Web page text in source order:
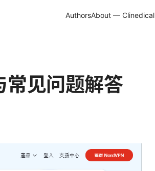
AuthorsAbout — Clinedical
见问题解答